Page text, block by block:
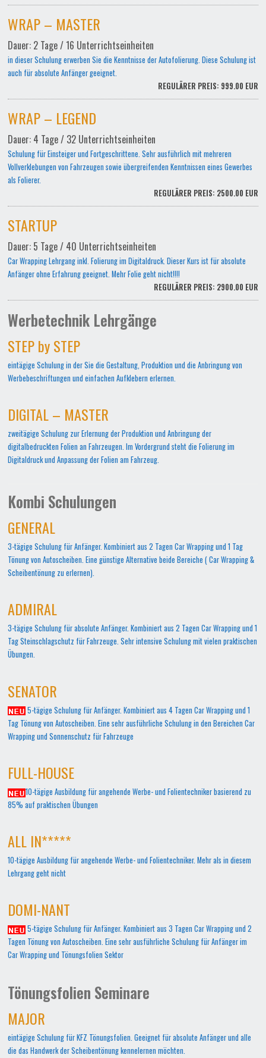
WRAP – MASTER
Dauer: 2 Tage / 16 Unterrichtseinheiten
in dieser Schulung erwerben Sie die Kenntnisse der Autofolierung. Diese Schulung ist
auch für absolute Anfänger geeignet.
REGULÄRER PREIS: 999.00 EUR
WRAP – LEGEND
Dauer: 4 Tage / 32 Unterrichtseinheiten
Schulung für Einsteiger und Fortgeschrittene. Sehr ausführlich mit mehreren
Vollverklebungen von Fahrzeugen sowie übergreifenden Kenntnissen eines Gewerbes
als Folierer.
REGULÄRER PREIS: 2500.00 EUR
STARTUP
Dauer: 5 Tage / 40 Unterrichtseinheiten
Car Wrapping Lehrgang inkl. Folierung im Digitaldruck. Dieser Kurs ist für absolute
Anfänger ohne Erfahrung geeignet. Mehr Folie geht nicht!!!!
REGULÄRER PREIS: 2900.00 EUR
Werbetechnik Lehrgänge
STEP by STEP
eintägige Schulung in der Sie die Gestaltung, Produktion und die Anbringung von
Werbebeschriftungen und einfachen Aufklebern erlernen.
DIGITAL – MASTER
zweitägige Schulung zur Erlernung der Produktion und Anbringung der
digitalbedruckten Folien an Fahrzeugen. Im Vordergrund steht die Folierung im
Digitaldruck und Anpassung der Folien am Fahrzeug.
Kombi Schulungen
GENERAL
3-tägige Schulung für Anfänger. Kombiniert aus 2 Tagen Car Wrapping und 1 Tag
Tönung von Autoscheiben. Eine günstige Alternative beide Bereiche ( Car Wrapping &
Scheibentönung zu erlernen).
ADMIRAL
3-tägige Schulung für absolute Anfänger. Kombiniert aus 2 Tagen Car Wrapping und 1
Tag Steinschlagschutz für Fahrzeuge. Sehr intensive Schulung mit vielen praktischen
Übungen.
SENATOR
5-tägige Schulung für Anfänger. Kombiniert aus 4 Tagen Car Wrapping und 1
Tag Tönung von Autoscheiben. Eine sehr ausführliche Schulung in den Bereichen Car
Wrapping und Sonnenschutz für Fahrzeuge
FULL-HOUSE
10-tägige Ausbildung für angehende Werbe- und Folientechniker basierend zu
85% auf praktischen Übungen
ALL IN*****
10-tägige Ausbildung für angehende Werbe- und Folientechniker. Mehr als in diesem
Lehrgang geht nicht
DOMI-NANT
5-tägige Schulung für Anfänger. Kombiniert aus 3 Tagen Car Wrapping und 2
Tagen Tönung von Autoscheiben. Eine sehr ausführliche Schulung für Anfänger im
Car Wrapping und Tönungsfolien Sektor
Tönungsfolien Seminare
MAJOR
eintägige Schulung für KFZ Tönungsfolien. Geeignet für absolute Anfänger und alle
die das Handwerk der Scheibentönung kennelernen möchten.